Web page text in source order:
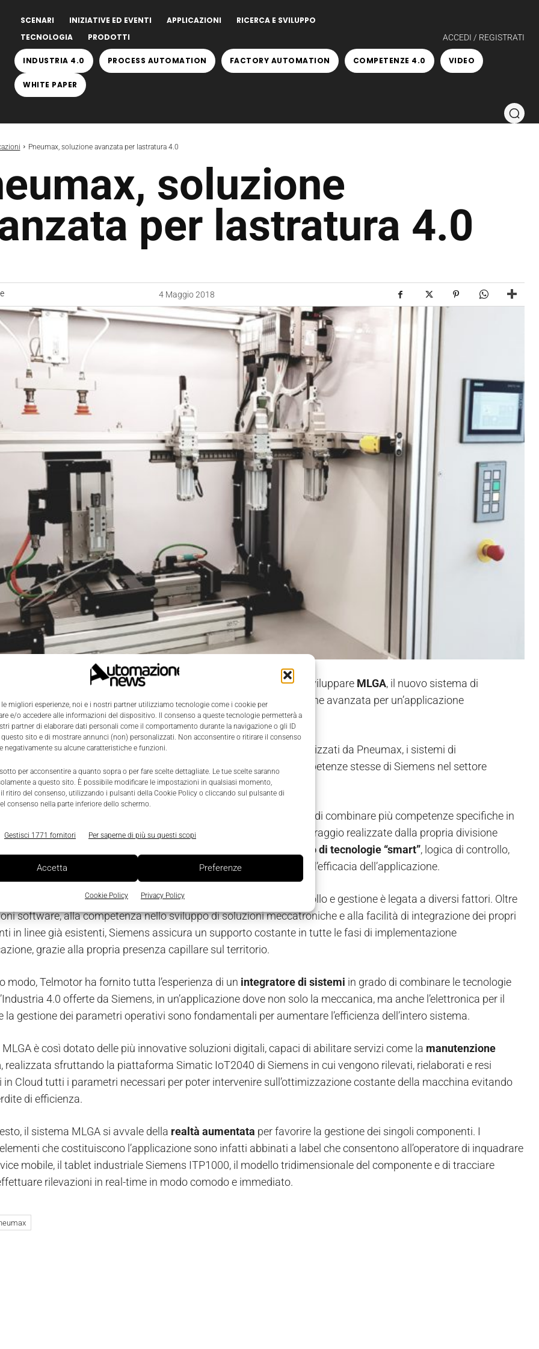
le migliori esperienze, noi e i nostri partner utilizziamo tecnologie come i cookie per
e/o accedere alle informazioni del dispositivo. Il consenso a queste tecnologie permetterà a
partner di elaborare dati personali come il comportamento durante la navigazione o gli ID
sito e di mostrare annunci (non) personalizzati. Non acconsentire o ritirare il consenso
negativamente su alcune caratteristiche e funzioni.
per acconsentire a quanto sopra o per fare scelte dettagliate. Le tue scelte saranno
a questo sito. È possibile modificare le impostazioni in qualsiasi momento,
ritiro del consenso, utilizzando i pulsanti della Cookie Policy o cliccando sul pulsante di
consenso nella parte inferiore dello schermo.
Gestisci 1771 fornitori Per saperne di più su questi scopi
Accetta Preferenze
Cookie Policy Privacy Policy
SCENARI INIZIATIVE ED EVENTI APPLICAZIONI
RICERCA E SVILUPPO
TECNOLOGIA
PRODOTTI ACCEDI / REGISTRATI
INDUSTRIA 4.0 PROCESS AUTOMATION FACTORY AUTOMATION COMPETENZE 4.0 VIDEO
WHITE PAPER
Pneumax, soluzione avanzata per lastratura 4.0
soluzione
per lastratura 4.0
4 Maggio 2018
SiemenseTelmotor come partner qualificati per sviluppare MLGA, il nuovo sistema di
multi-asse per allineamenti geometrici che offre una soluzione avanzata per un’applicazione
rilevante nel settore della lastratura.
raggiunto grazie a un’intensa cooperazione tra i componenti realizzati da Pneumax, i sistemi di
Siemens utilizzati per gli attuatori elettrici, oltre che alle competenze stesse di Siemens nel settore
in particolare nel BiW.
ha affrontato il progetto, ponendosi come capocommessa capace di combinare più competenze specifiche in
al cliente non solo una serie di attuatori elettrici e unità di centraggio realizzate dalla propria divisione
un sistema motorizzato completo, equipaggiato di tecnologie “smart”, logica di controllo,
operativo, quadro elettrico e tutto ciò che potesse aumentare l’efficacia dell’applicazione.
per l’integrazione dei motori e di tutta la logica di controllo e gestione è legata a diversi fattori. Oltre
software, alla competenza nello sviluppo di soluzioni meccatroniche e alla facilità di integrazione dei propri
in linee già esistenti, Siemens assicura un supporto costante in tutte le fasi di implementazione
grazie alla propria presenza capillare sul territorio.
modo, Telmotor ha fornito tutta l’esperienza di un integratore di sistemi in grado di combinare le tecnologie
4.0 offerte da Siemens, in un’applicazione dove non solo la meccanica, ma anche l’elettronica per il
la gestione dei parametri operativi sono fondamentali per aumentare l’efficienza dell’intero sistema.
è così dotato delle più innovative soluzioni digitali, capaci di abilitare servizi come la manutenzione
, realizzata sfruttando la piattaforma Simatic IoT2040 di Siemens in cui vengono rilevati, rielaborati e resi
in Cloud tutti i parametri necessari per poter intervenire sull’ottimizzazione costante della macchina evitando
di efficienza.
il sistema MLGA si avvale della realtà aumentata per favorire la gestione dei singoli componenti. I
che costituiscono l’applicazione sono infatti abbinati a label che consentono all’operatore di inquadrare
mobile, il tablet industriale Siemens ITP1000, il modello tridimensionale del componente e di tracciare
rilevazioni in real-time in modo comodo e immediato.